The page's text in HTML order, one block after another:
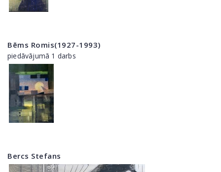
Bēms Romis(1927-1993)
piedāvājumā 1 darbs
Bercs Stefans